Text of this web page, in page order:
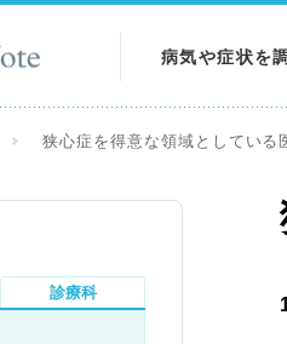
病気や症状を
狭心症を得意な領域としている
診療科